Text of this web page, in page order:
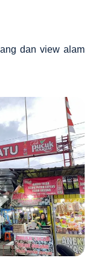
dan view alam